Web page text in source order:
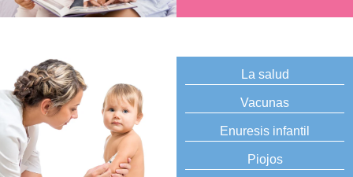
La salud
Vacunas
Enuresis infantil
Piojos